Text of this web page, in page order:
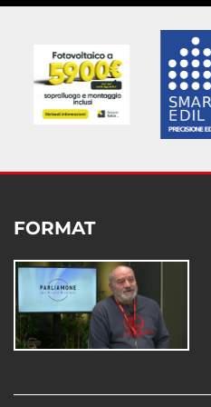
FORMAT